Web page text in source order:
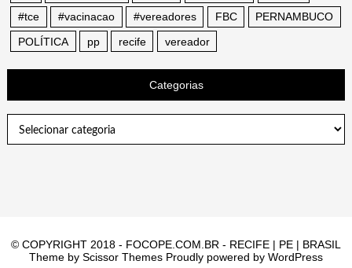
#tce
#vacinacao #vereadores FBC
PERNAMBUCO
POLÍTICA
pp recife vereador
Categorias
© COPYRIGHT 2018 - FOCOPE.COM.BR - RECIFE | PE | BRASIL
Theme by Scissor Themes Proudly powered by WordPress